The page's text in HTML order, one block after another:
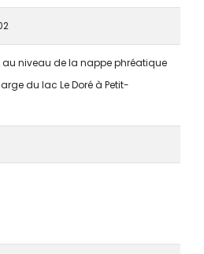
au niveau de la nappe phréatique
du lac Le Doré à Petit-